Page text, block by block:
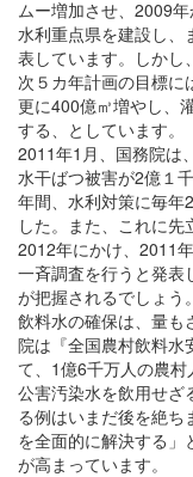
ムー増加させ、2009
水利重点県を建設し、
表しています。しかし
次５カ年計画の目標に
更に400億㎥増やし、
する、としています。
2011年1月、国務院は
水干ばつ被害が2億１
年間、水利対策に毎年
した。また、これに
2012年にかけ、2011
一斉調査を行うと発表
が把握されるでしょう。
飲料水の確保は、量も
院は『全国農村飲料水
て、1億6千万人の農村
公害汚染水を飲用せざ
る例はいまだ後を絶
を全面的に解決する
が高まっています。